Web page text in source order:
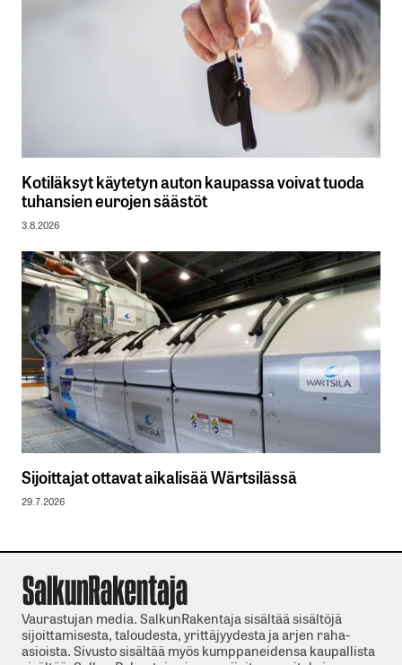
Kotiläksyt käytetyn auton kaupassa voivat tuoda
tuhansien eurojen säästöt
3.8.2026
Sijoittajat ottavat aikalisää Wärtsilässä
29.7.2026
Vaurastujan media. SalkunRakentaja sisältää sisältöjä
sijoittamisesta, taloudesta, yrittäjyydesta ja arjen raha-
asioista. Sivusto sisältää myös kumppaneidensa kaupallista